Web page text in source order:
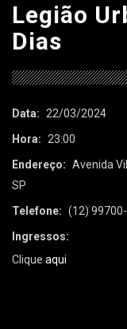
Legião
Dias
Data:
22/03/2024
Hora:
23:00
Endereço: Avenida
SP
Telefone: (12)
Ingressos:
Clique aqui